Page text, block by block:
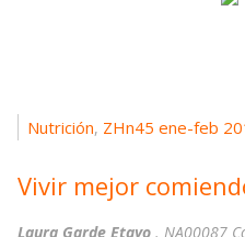
Nutrición, ZHn45 ene-feb
Vivir mejor
Laura Garde Etayo . NA00087